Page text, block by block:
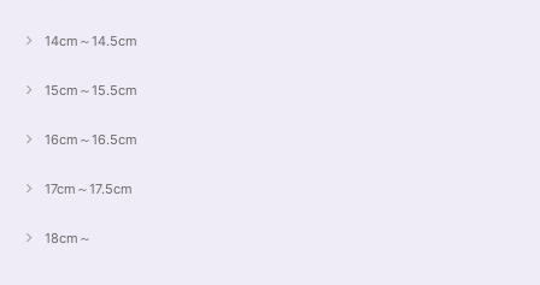
14cm～14.5cm
15cm～15.5cm
16cm～16.5cm
17cm～17.5cm
18cm～